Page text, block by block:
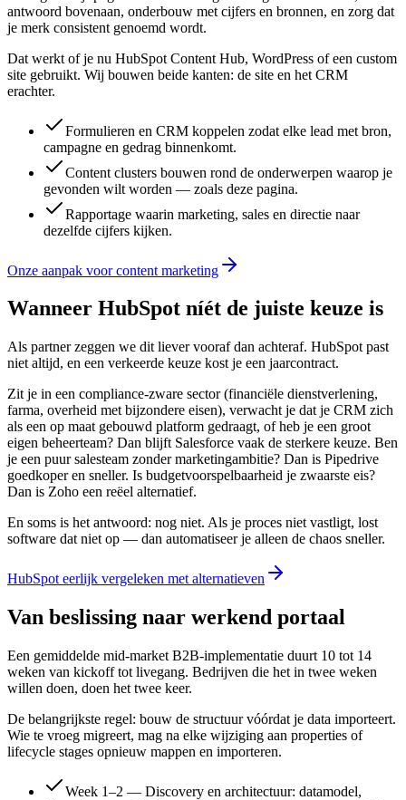
antwoord bovenaan, onderbouw met cijfers en bronnen, en zorg dat
je merk consistent genoemd wordt.
Dat werkt of je nu HubSpot Content Hub, WordPress of een custom
site gebruikt. Wij bouwen beide kanten: de site en het CRM
erachter.
Formulieren en CRM koppelen zodat elke lead met bron,
campagne en gedrag binnenkomt.
Content clusters bouwen rond de onderwerpen waarop je
gevonden wilt worden — zoals deze pagina.
Rapportage waarin marketing, sales en directie naar
dezelfde cijfers kijken.
Onze aanpak voor content marketing
Wanneer HubSpot níét de juiste keuze is
Als partner zeggen we dit liever vooraf dan achteraf. HubSpot past
niet altijd, en een verkeerde keuze kost je een jaarcontract.
Zit je in een compliance-zware sector (financiële dienstverlening,
farma, overheid met bijzondere eisen), verwacht je dat je CRM zich
als een op maat gebouwd platform gedraagt, of heb je een groot
eigen beheerteam? Dan blijft Salesforce vaak de sterkere keuze. Ben
je een puur salesteam zonder marketingambitie? Dan is Pipedrive
goedkoper en sneller. Is budgetvoorspelbaarheid je zwaarste eis?
Dan is Zoho een reëel alternatief.
En soms is het antwoord: nog niet. Als je proces niet vastligt, lost
software dat niet op — dan automatiseer je alleen de chaos sneller.
HubSpot eerlijk vergeleken met alternatieven
Van beslissing naar werkend portaal
Een gemiddelde mid-market B2B-implementatie duurt 10 tot 14
weken van kickoff tot livegang. Bedrijven die het in twee weken
willen doen, doen het twee keer.
De belangrijkste regel: bouw de structuur vóórdat je data importeert.
Wie te vroeg migreert, mag na elke wijziging aan properties of
lifecycle stages opnieuw mappen en importeren.
Week 1–2 — Discovery en architectuur: datamodel,